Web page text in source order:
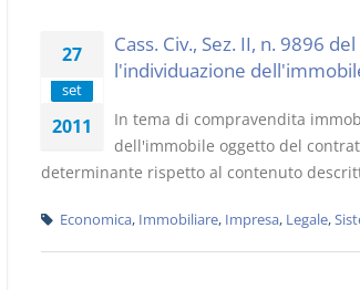
27
set
2011
Cass. Civ., Sez. II, n. 9896
l'individuazione
In tema di compravendita
dell'immobile oggetto del
determinante rispetto al contenuto
Economica, Immobiliare, Impresa, Legale,